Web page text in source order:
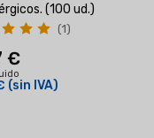
(100 ud.)
€
(sin IVA)
(1)